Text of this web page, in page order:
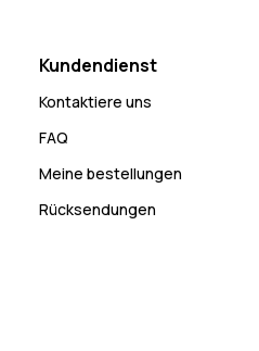
Kundendienst
Kontaktiere uns
FAQ
Meine bestellungen
Rücksendungen